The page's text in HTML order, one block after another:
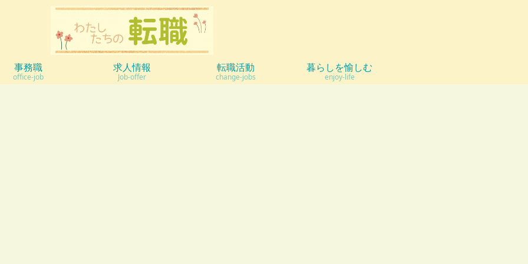
事務職
office-job
求人情報
Job-offer
転職活動
change-jobs
暮らしを愉しむ
enjoy-life